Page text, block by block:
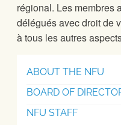
régional. Les membres
délégués avec droit de
à tous les autres
ABOUT THE NFU
BOARD OF
NFU STAFF